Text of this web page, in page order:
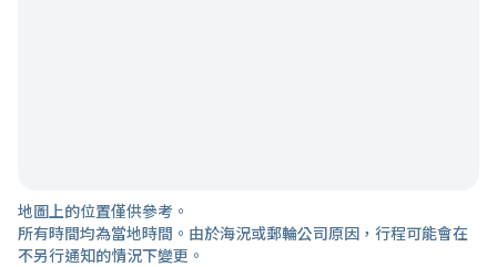
地圖上的位置僅供參考。
所有時間均為當地時間。由於海況或郵輪公司原因，行程可能會在
不另行通知的情況下變更。